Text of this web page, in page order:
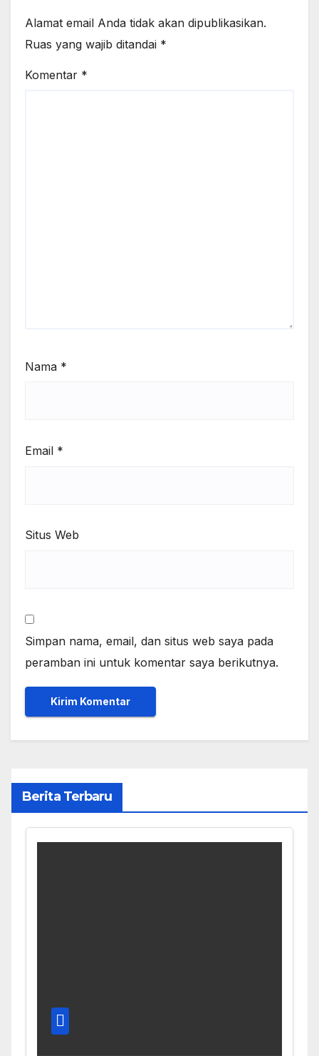
Alamat email Anda tidak akan dipublikasikan.
Ruas yang wajib ditandai *
Komentar *
Nama *
Email *
Situs Web
Simpan nama, email, dan situs web saya pada
peramban ini untuk komentar saya berikutnya.
Berita Terbaru